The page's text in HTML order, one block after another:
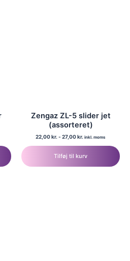
Zengaz ZL-5 slider jet
(assorteret)
22,00kr. - 27,00kr. inkl. moms
Tilføj til kurv